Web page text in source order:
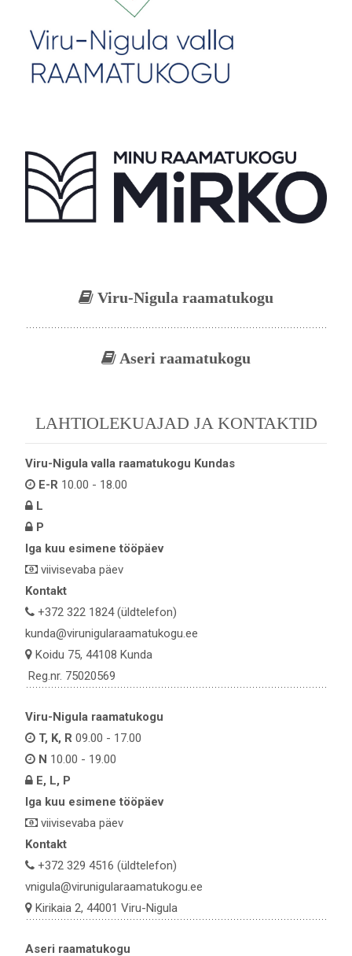
Viru-Nigula raamatukogu
Aseri raamatukogu
LAHTIOLEKUAJAD JA KONTAKTID
Viru-Nigula valla raamatukogu Kundas
E-R 10.00 - 18.00
L
P
Iga kuu esimene tööpäev
viivisevaba päev
Kontakt
+372 322 1824 (üldtelefon)
kunda@virunigularaamatukogu.ee
Koidu 75, 44108 Kunda
Reg.nr. 75020569
Viru-Nigula raamatukogu
T, K, R 09.00 - 17.00
N 10.00 - 19.00
E, L, P
Iga kuu esimene tööpäev
viivisevaba päev
Kontakt
+372 329 4516 (üldtelefon)
vnigula@virunigularaamatukogu.ee
Kirikaia 2, 44001 Viru-Nigula
Aseri raamatukogu